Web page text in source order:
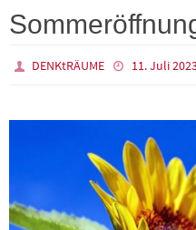
DENKtRÄUME 11. Juli